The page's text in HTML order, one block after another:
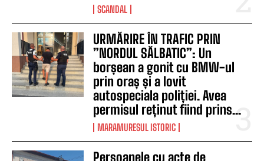
SCANDAL
URMĂRIRE ÎN TRAFIC PRIN
”NORDUL SĂLBATIC”: Un
borșean a gonit cu BMW-ul
prin oraș și a lovit
autospeciala poliției. Avea
permisul reținut fiind prins...
MARAMURESUL ISTORIC
Persoanele cu acte de